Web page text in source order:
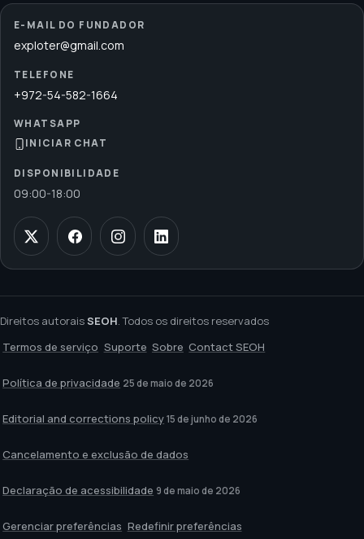
E-MAIL DO FUNDADOR
exploter@gmail.com
TELEFONE
+972-54-582-1664
WHATSAPP
INICIAR CHAT
DISPONIBILIDADE
09:00-18:00
Direitos autoraisSEOH. Todos os direitos reservados
Termos de serviço Suporte Sobre Contact SEOH
Política de privacidade 25 de maio de 2026
Editorial and corrections policy 15 de junho de 2026
Cancelamento e exclusão de dados
Declaração de acessibilidade 9 de maio de 2026
Gerenciar preferências Redefinir preferências